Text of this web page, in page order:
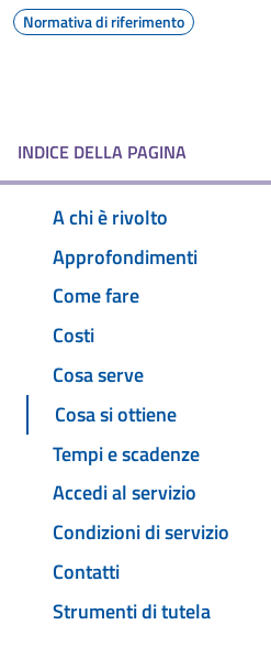
Normativa di riferimento
INDICE DELLA PAGINA
A chi è rivolto
Approfondimenti
Come fare
Costi
Cosa serve
Cosa si ottiene
Tempi e scadenze
Accedi al servizio
Condizioni di servizio
Contatti
Strumenti di tutela